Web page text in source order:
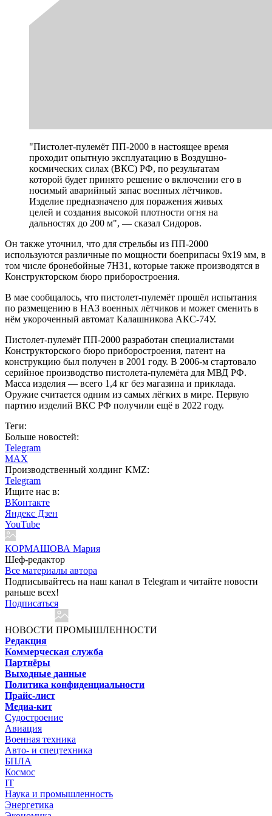
"Пистолет-пулемёт ПП-2000 в настоящее время
проходит опытную эксплуатацию в Воздушно-
космических силах (ВКС) РФ, по результатам
которой будет принято решение о включении его в
носимый аварийный запас военных лётчиков.
Изделие предназначено для поражения живых
целей и создания высокой плотности огня на
дальностях до 200 м", — сказал Сидоров.
Он также уточнил, что для стрельбы из ПП-2000
используются различные по мощности боеприпасы 9х19 мм, в
том числе бронебойные 7Н31, которые также производятся в
Конструкторском бюро приборостроения.
В мае сообщалось, что пистолет-пулемёт прошёл испытания
по размещению в НАЗ военных лётчиков и может сменить в
нём укороченный автомат Калашникова АКС-74У.
Пистолет-пулемёт ПП-2000 разработан специалистами
Конструкторского бюро приборостроения, патент на
конструкцию был получен в 2001 году. В 2006-м стартовало
серийное производство пистолета-пулемёта для МВД РФ.
Масса изделия — всего 1,4 кг без магазина и приклада.
Оружие считается одним из самых лёгких в мире. Первую
партию изделий ВКС РФ получили ещё в 2022 году.
Теги:
Больше новостей:
Telegram
MAX
Производственный холдинг KMZ:
Telegram
Ищите нас в:
ВКонтакте
Яндекс Дзен
YouTube
КОРМАШОВА Мария
Шеф-редактор
Все материалы автора
Подписывайтесь на наш канал в Telegram и читайте новости
раньше всех!
Подписаться
НОВОСТИ ПРОМЫШЛЕННОСТИ
Редакция
Коммерческая служба
Партнёры
Выходные данные
Политика конфиденциальности
Прайс-лист
Медиа-кит
Судостроение
Авиация
Военная техника
Авто- и спецтехника
БПЛА
Космос
IT
Наука и промышленность
Энергетика